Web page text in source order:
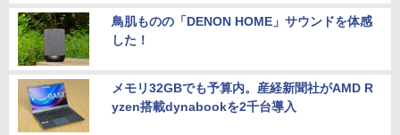
鳥肌ものの「DENON HOME」サウンドを体感
した！
メモリ32GBでも予算内。産経新聞社がAMD R
yzen搭載dynabookを2千台導入